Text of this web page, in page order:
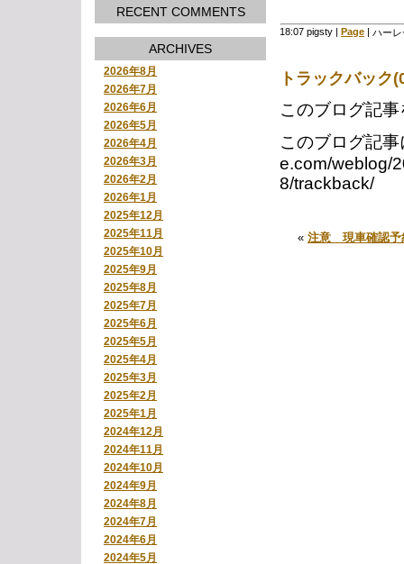
RECENT COMMENTS
ARCHIVES
2026年8月
2026年7月
2026年6月
2026年5月
2026年4月
2026年3月
2026年2月
2026年1月
2025年12月
2025年11月
2025年10月
2025年9月
2025年8月
2025年7月
2025年6月
2025年5月
2025年4月
2025年3月
2025年2月
2025年1月
2024年12月
2024年11月
2024年10月
2024年9月
2024年8月
2024年7月
2024年6月
2024年5月
18:07 pigsty | Page | ハー
トラックバック
このブログ記
このブログ記
e.com/weblog/
8/trackback/
« 注意 現車確認予